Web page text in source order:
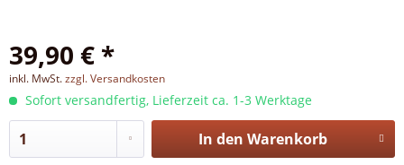
39,90 € *
inkl. MwSt.zzgl. Versandkosten
Sofort versandfertig, Lieferzeit ca. 1-3 Werktage
In den Warenkorb